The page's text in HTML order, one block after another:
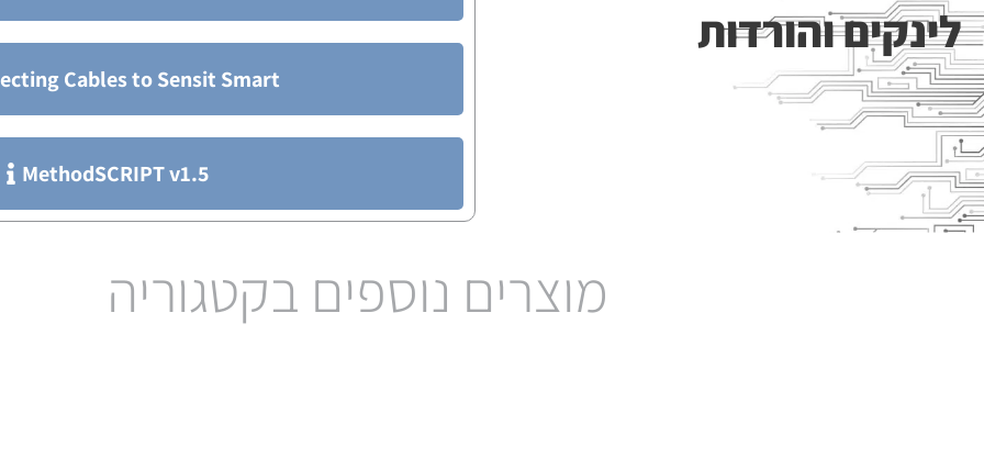
לינקים והורדות
Cables to Sensit Smart
MethodSCRIPT v1.5
מוצרים נוספים בקטגוריה